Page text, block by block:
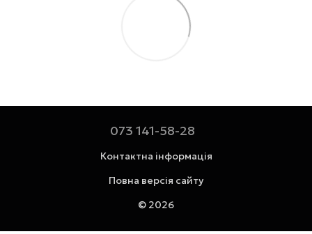
073 141-58-28
Контактна інформація
Повна версія сайту
© 2026